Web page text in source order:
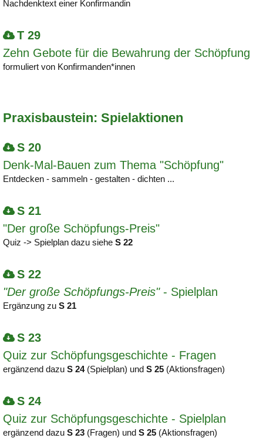
Nachdenktext einer Konfirmandin
T 29
Zehn Gebote für die Bewahrung der Schöpfung
formuliert von Konfirmanden*innen
Praxisbaustein: Spielaktionen
S 20
Denk-Mal-Bauen zum Thema "Schöpfung"
Entdecken - sammeln - gestalten - dichten ...
S 21
"Der große Schöpfungs-Preis"
Quiz -> Spielplan dazu siehe S 22
S 22
"Der große Schöpfungs-Preis"- Spielplan
Ergänzung zu S 21
S 23
Quiz zur Schöpfungsgeschichte - Fragen
ergänzend dazu S 24(Spielplan) und S 25 (Aktionsfragen)
S 24
Quiz zur Schöpfungsgeschichte - Spielplan
ergänzend dazu S 23 (Fragen) und S 25 (Aktionsfragen)